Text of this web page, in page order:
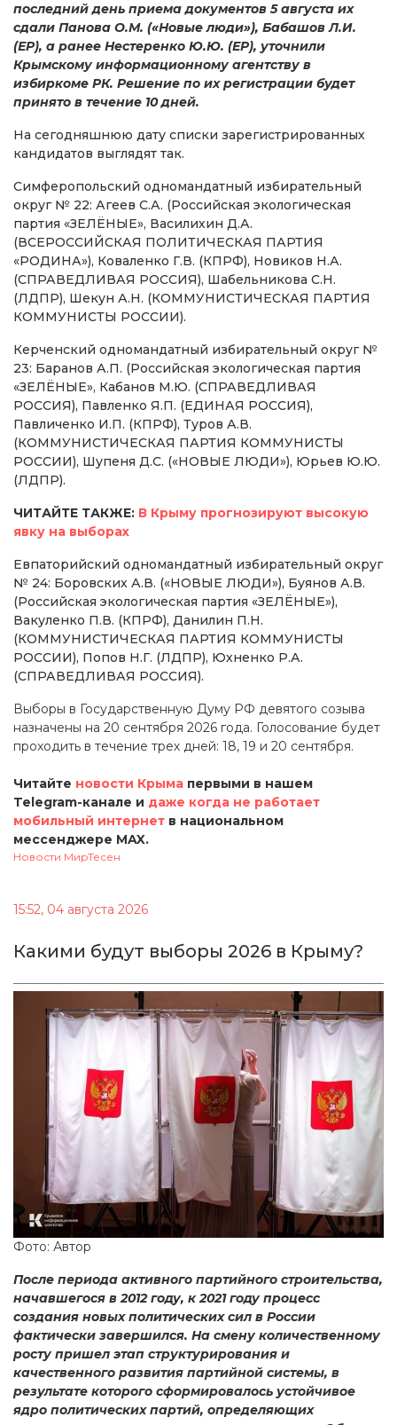
последний день приема документов 5 августа их
сдали Панова О.М. («Новые люди»), Бабашов Л.И.
(ЕР), а ранее Нестеренко Ю.Ю. (ЕР), уточнили
Крымскому информационному агентству в
избиркоме РК. Решение по их регистрации будет
принято в течение 10 дней.
На сегодняшнюю дату списки зарегистрированных
кандидатов выглядят так.
Симферопольский одномандатный избирательный
округ № 22: Агеев С.А. (Российская экологическая
партия «ЗЕЛЁНЫЕ», Василихин Д.А.
(ВСЕРОССИЙСКАЯ ПОЛИТИЧЕСКАЯ ПАРТИЯ
«РОДИНА»), Коваленко Г.В. (КПРФ), Новиков Н.А.
(СПРАВЕДЛИВАЯ РОССИЯ), Шабельникова С.Н.
(ЛДПР), Шекун А.Н. (КОММУНИСТИЧЕСКАЯ ПАРТИЯ
КОММУНИСТЫ РОССИИ).
Керченский одномандатный избирательный округ №
23: Баранов А.П. (Российская экологическая партия
«ЗЕЛЁНЫЕ», Кабанов М.Ю. (СПРАВЕДЛИВАЯ
РОССИЯ), Павленко Я.П. (ЕДИНАЯ РОССИЯ),
Павличенко И.П. (КПРФ), Туров А.В.
(КОММУНИСТИЧЕСКАЯ ПАРТИЯ КОММУНИСТЫ
РОССИИ), Шупеня Д.С. («НОВЫЕ ЛЮДИ»), Юрьев Ю.Ю.
(ЛДПР).
ЧИТАЙТЕ ТАКЖЕ: В Крыму прогнозируют высокую
явку на выборах
Евпаторийский одномандатный избирательный округ
№ 24: Боровских А.В. («НОВЫЕ ЛЮДИ»), Буянов А.В.
(Российская экологическая партия «ЗЕЛЁНЫЕ»),
Вакуленко П.В. (КПРФ), Данилин П.Н.
(КОММУНИСТИЧЕСКАЯ ПАРТИЯ КОММУНИСТЫ
РОССИИ), Попов Н.Г. (ЛДПР), Юхненко Р.А.
(СПРАВЕДЛИВАЯ РОССИЯ).
Выборы в Государственную Думу РФ девятого созыва
назначены на 20 сентября 2026 года. Голосование будет
проходить в течение трех дней: 18, 19 и 20 сентября.
Читайте новости Крыма первыми в нашем
Telegram-канале и даже когда не работает
мобильный интернет в национальном
мессенджере MAX.
Новости МирТесен
15:52, 04 августа 2026
Какими будут выборы 2026 в Крыму?
Фото: Автор
После периода активного партийного строительства,
начавшегося в 2012 году, к 2021 году процесс
создания новых политических сил в России
фактически завершился. На смену количественному
росту пришел этап структурирования и
качественного развития партийной системы, в
результате которого сформировалось устойчивое
ядро политических партий, определяющих